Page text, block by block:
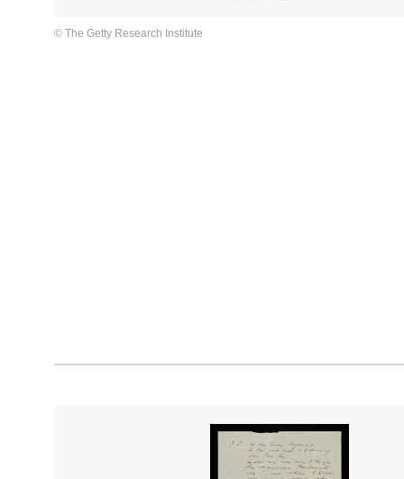
© The Getty Research Institute